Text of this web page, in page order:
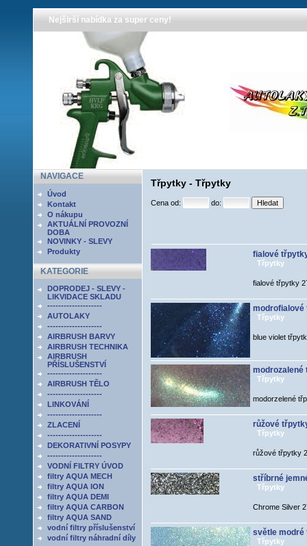
Nejširší nabídka za super ceny!
NAVIGACE
Úvod
Kontakt
O nákupu
AKTUÁLNÍ PROVOZNÍ
DOBA
NOVINKY - SLEVY
Produkty
KATEGORIE
DOPRODEJ - SLEVY -
LIKVIDACE SKLADU
--------------------
AUTOLAKY
--------------------
AIRBRUSH BARVY
AIRBRUSH TECHNIKA
AIRBRUSH
PŘÍSLUŠENSTVÍ
--------------------
AIRBRUSH TĚLO
--------------------
LINKOVÁNÍ
--------------------
ZLACENÍ
--------------------
DEKORATIVNÍ POSYPY
--------------------
VODNÍ FILTRY ÚVOD
filtry AQUA MECH
filtry AQUA ION
filtry AQUA DEMI
filtry AQUA CARBON
filtry AQUA SAND
vodní filtry příslušenství
vodní filtry náhradní díly
Třpytky - Třpytky
Cena od: do:
fialové
Třpytky
fialové třpytky
modrofialové
Třpytky
blue violet
modrozalené
Třpytky
modorzelené
růžové
Třpytky
růžové třpytky
stříbrné
Třpytky
Chrome Silver
světle modré
Třpytky